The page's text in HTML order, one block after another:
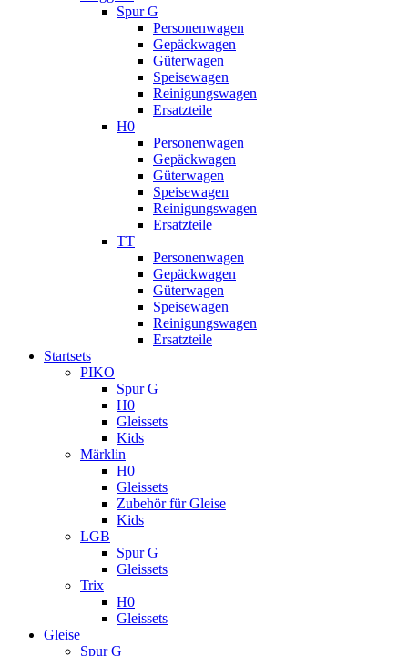
Spur G
Personenwagen
Gepäckwagen
Güterwagen
Speisewagen
Reinigungswagen
Ersatzteile
H0
Personenwagen
Gepäckwagen
Güterwagen
Speisewagen
Reinigungswagen
Ersatzteile
TT
Personenwagen
Gepäckwagen
Güterwagen
Speisewagen
Reinigungswagen
Ersatzteile
Startsets
PIKO
Spur G
H0
Gleissets
Kids
Märklin
H0
Gleissets
Zubehör für Gleise
Kids
LGB
Spur G
Gleissets
Trix
H0
Gleissets
Gleise
Spur G